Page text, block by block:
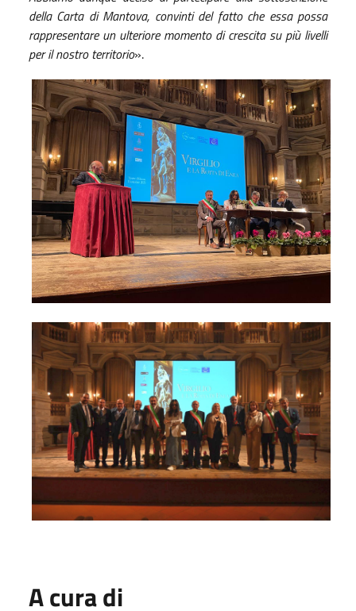
della Carta di Mantova, convinti del fatto che essa possa
rappresentare un ulteriore momento di crescita su più livelli
per il nostro territorio».
A cura di